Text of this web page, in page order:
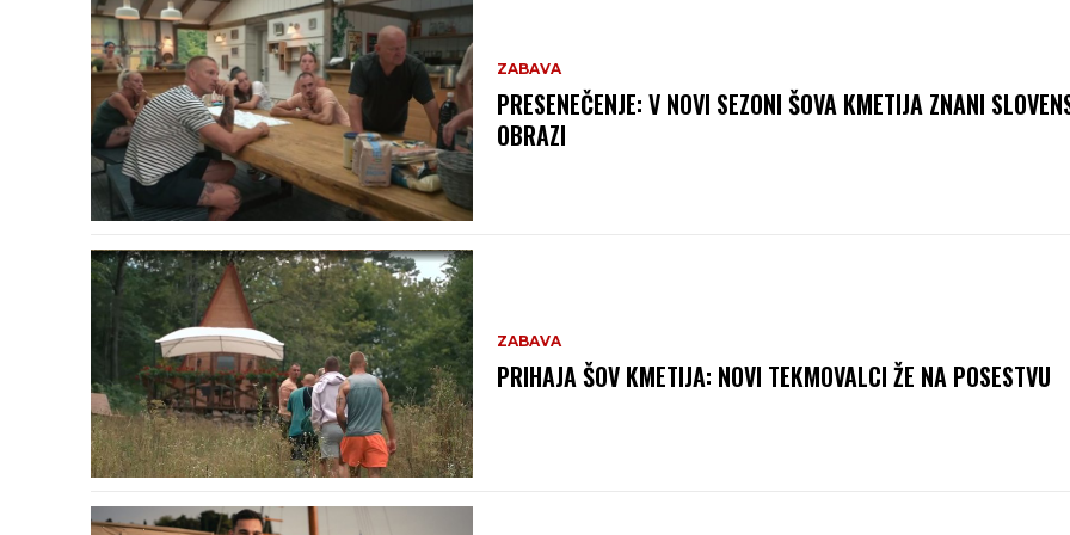
ZABAVA
PRESENEČENJE: V NOVI SEZONI ŠOVA KMETIJA ZNANI
OBRAZI
ZABAVA
PRIHAJA ŠOV KMETIJA: NOVI TEKMOVALCI ŽE NA POSESTVU